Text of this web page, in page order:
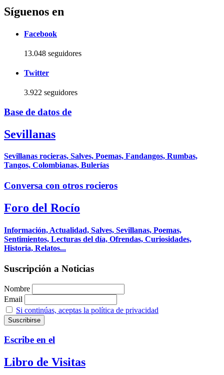
Síguenos en
Facebook
13.048 seguidores
Twitter
3.922 seguidores
Base de datos de
Sevillanas
Sevillanas rocieras, Salves, Poemas, Fandangos, Rumbas,
Tangos, Colombianas, Bulerías
Conversa con otros rocieros
Foro del Rocío
Información, Actualidad, Salves, Sevillanas, Poemas,
Sentimientos, Lecturas del día, Ofrendas, Curiosidades,
Historia, Relatos...
Suscripción a Noticias
Nombre
Email
Si continúas, aceptas la política de privacidad
Escribe en el
Libro de Visitas